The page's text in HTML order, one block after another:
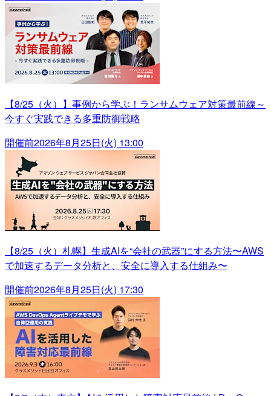
【8/25（火）】事例から学ぶ！ランサムウェア対策最前線～
今すぐ実践できる多重防御戦略
開催前2026年8月25日(火) 13:00
【8/25（火）札幌】生成AIを“会社の武器”にする方法〜AWS
で加速するデータ分析と、安全に導入する仕組み〜
開催前2026年8月25日(火) 17:30